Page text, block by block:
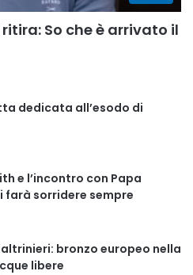
So che è arrivato il
dedicata all’esodo di
e l’incontro con Papa
farà sorridere sempre
bronzo europeo nella
libere